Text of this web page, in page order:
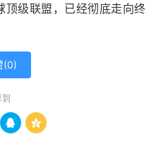
顶级联盟，已经彻底走向终
(0)
 